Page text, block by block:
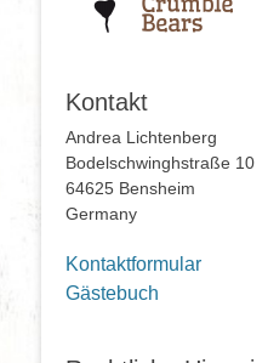
Kontakt
Andrea Lichtenberg
Bodelschwinghstraße 10
64625 Bensheim
Germany
Kontaktformular
Gästebuch